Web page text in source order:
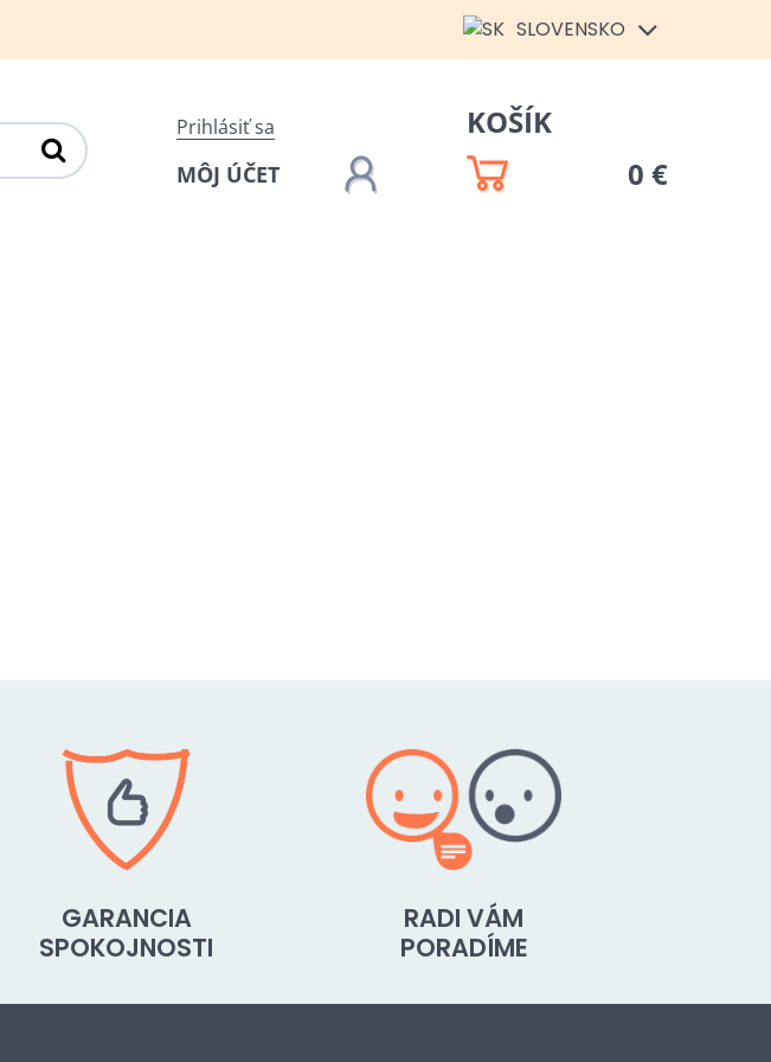
SLOVENSKO
Prihlásiť sa
MÔJ ÚČET
KOŠÍK
0 €
GARANCIA
SPOKOJNOSTI
RADI VÁM
PORADÍME